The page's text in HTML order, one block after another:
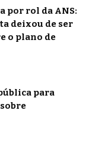
por rol da ANS:
deixou de ser
o plano de
para